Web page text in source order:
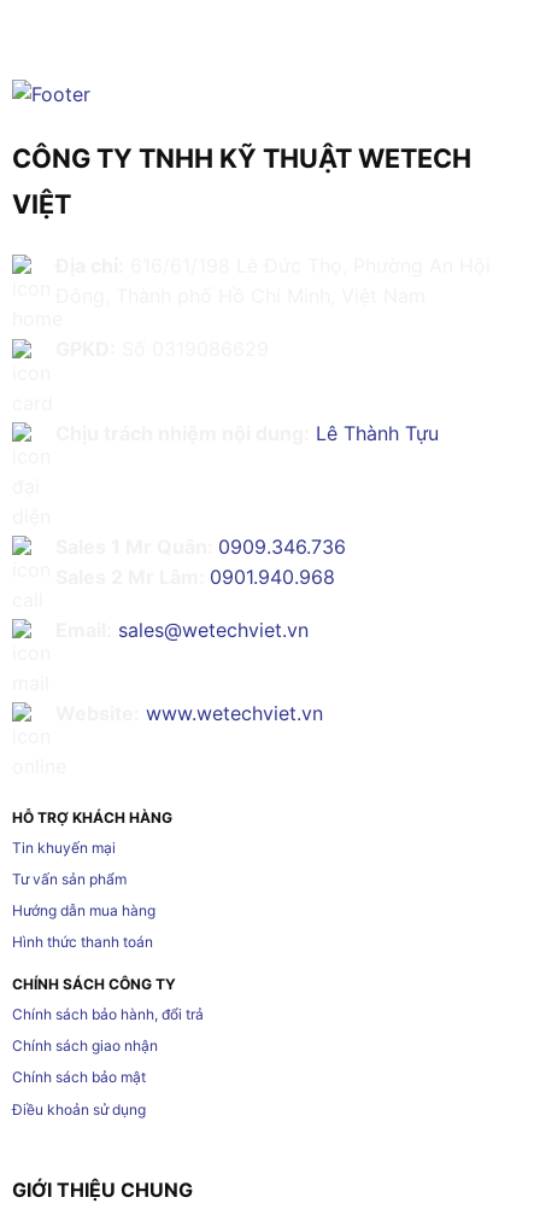
CÔNG TY TNHH KỸ THUẬT WETECH
VIỆT
Lê Thành Tựu
0909.346.736
0901.940.968
sales@wetechviet.vn
www.wetechviet.vn
HỖ TRỢ KHÁCH HÀNG
Tin khuyến mại
Tư vấn sản phẩm
Hướng dẫn mua hàng
Hình thức thanh toán
CHÍNH SÁCH CÔNG TY
Chính sách bảo hành, đổi trả
Chính sách giao nhận
Chính sách bảo mật
Điều khoản sử dụng
GIỚI THIỆU CHUNG